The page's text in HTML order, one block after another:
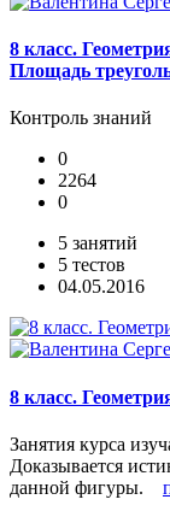
8 класс.
Площадь
Контроль знаний
0
2264
0
5 занятий
5 тестов
04.05.2016
8 класс.
Занятия курса
Доказывается
данной фигуры.